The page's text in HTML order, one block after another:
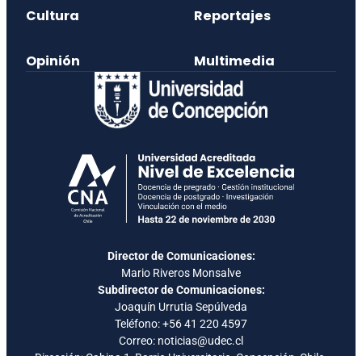
Cultura Reportajes
Opinión Multimedia
Director de Comunicaciones:
Mario Riveros Monsalve
Subdirector de Comunicaciones:
Joaquín Urrutia Sepúlveda
Teléfono:+56 41 220 4597
Correo: noticias@udec.cl